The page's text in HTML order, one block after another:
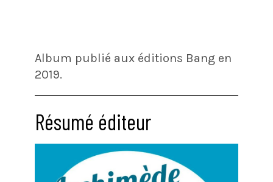
Album publié aux éditions Bang en
2019.
Résumé éditeur